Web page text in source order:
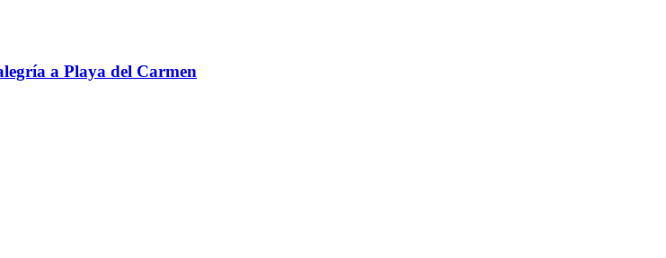
a Playa del Carmen